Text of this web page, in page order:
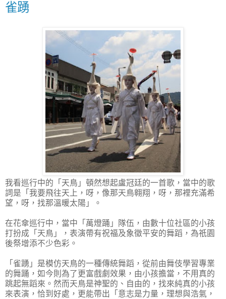
雀踴
我看巡行中的「天鳥」頓然想起盧冠廷的一首歌，當中的歌
詞是「我要飛往天上，呀，像那天鳥翱翔，呀，那裡充滿希
望，呀，找那溫暖太陽」。
在花傘巡行中，當中「萬燈踊」隊伍，由數十位社區的小孩
打扮成「天鳥」，表演帶有祝福及象徵平安的舞蹈，為祇園
後祭增添不少色彩。
「雀踴」是模仿天鳥的一種傳統舞蹈，從前由舞伎學習專業
的舞踊，如今則為了更富戲劇效果，由小孩擔當，不用真的
跳起無蹈來。然而天鳥是神聖的、自由的，找來純真的小孩
來表演，恰到好處，更能帶出「意志是力量，理想與浩氣，